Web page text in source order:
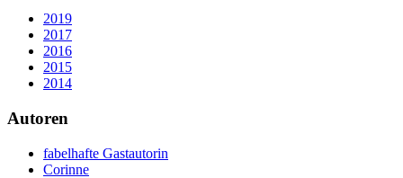
2019
2017
2016
2015
2014
Autoren
fabelhafte Gastautorin
Corinne